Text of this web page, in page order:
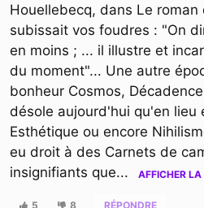
Houellebecq, dans Le
subissait vos foudres : "On
en moins ; ... il illustre et
du moment"... Une autre
bonheur Cosmos,
désole aujourd'hui qu'en lieu
Esthétique ou encore
eu droit à des Carnets de
insignifiants que... AFFICHER LA
5 8 RÉPONDRE